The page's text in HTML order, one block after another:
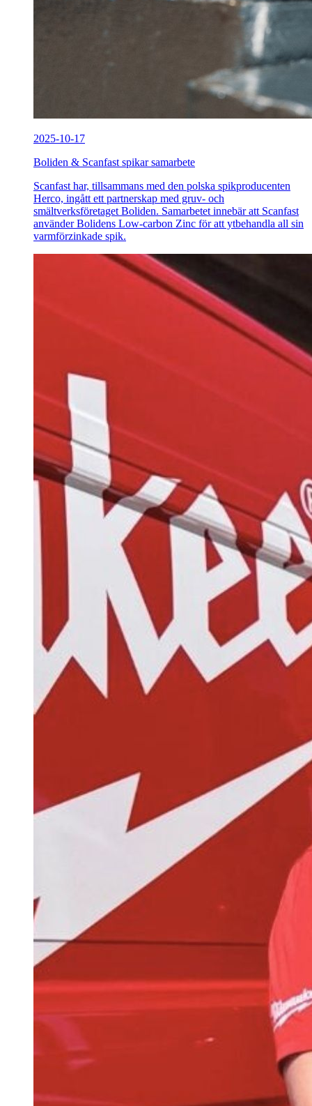
2025-10-17
Boliden & Scanfast spikar samarbete
Scanfast har, tillsammans med den polska spikproducenten
Herco, ingått ett partnerskap med gruv- och
smältverksföretaget Boliden. Samarbetet innebär att Scanfast
använder Bolidens Low-carbon Zinc för att ytbehandla all sin
varmförzinkade spik.